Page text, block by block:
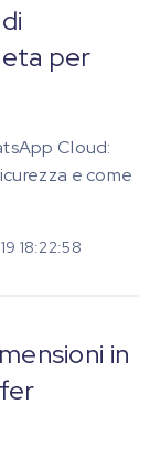
per
Cloud:
e come
18:22:58
in